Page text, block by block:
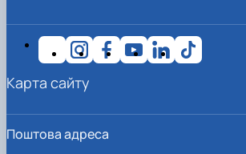
Поштова адреса
Карта сайту